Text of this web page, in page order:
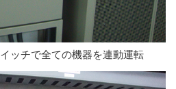
ッチで全ての機器を連動運転